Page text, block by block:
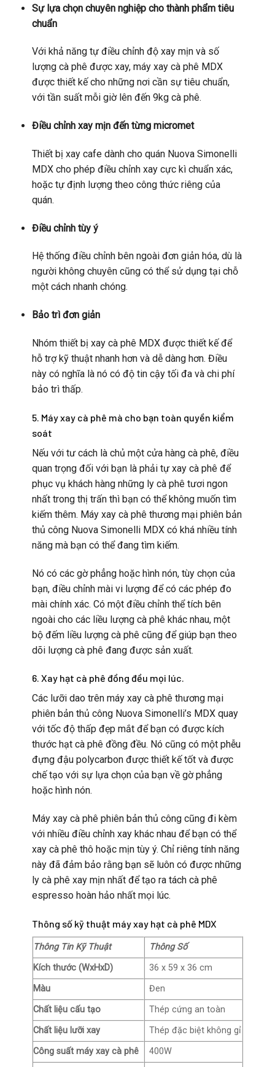
Sự lựa chọn chuyên nghiệp cho thành phẩm tiêu
chuẩn
Với khả năng tự điều chỉnh độ xay mịn và số
lượng cà phê được xay, máy xay cà phê MDX
được thiết kế cho những nơi cần sự tiêu chuẩn,
với tần suất mỗi giờ lên đến 9kg cà phê.
Điều chỉnh xay mịn đến từng micromet
Thiết bị xay cafe dành cho quán Nuova Simonelli
MDX cho phép điều chỉnh xay cực kì chuẩn xác,
hoặc tự định lượng theo công thức riêng của
quán.
Điều chỉnh tùy ý
Hệ thống điều chỉnh bên ngoài đơn giản hóa, dù là
người không chuyên cũng có thể sử dụng tại chỗ
một cách nhanh chóng.
Bảo trì đơn giản
Nhóm thiết bị xay cà phê MDX được thiết kế để
hỗ trợ kỹ thuật nhanh hơn và dễ dàng hơn. Điều
này có nghĩa là nó có độ tin cậy tối đa và chi phí
bảo trì thấp.
5. Máy xay cà phê mà cho bạn toàn quyền kiểm
soát
Nếu với tư cách là chủ một cửa hàng cà phê, điều
quan trọng đối với bạn là phải tự xay cà phê để
phục vụ khách hàng những ly cà phê tươi ngon
nhất trong thị trấn thì bạn có thể không muốn tìm
kiếm thêm. Máy xay cà phê thương mại phiên bản
thủ công Nuova Simonelli MDX có khá nhiều tính
năng mà bạn có thể đang tìm kiếm.
Nó có các gờ phẳng hoặc hình nón, tùy chọn của
bạn, điều chỉnh mài vi lượng để có các phép đo
mài chính xác. Có một điều chỉnh thể tích bên
ngoài cho các liều lượng cà phê khác nhau, một
bộ đếm liều lượng cà phê cũng để giúp bạn theo
dõi lượng cà phê đang được sản xuất.
6. Xay hạt cà phê đồng đều mọi lúc.
Các lưỡi dao trên máy xay cà phê thương mại
phiên bản thủ công Nuova Simonelli’s MDX quay
với tốc độ thấp đẹp mắt để bạn có được kích
thước hạt cà phê đồng đều. Nó cũng có một phễu
đựng đậu polycarbon được thiết kế tốt và được
chế tạo với sự lựa chọn của bạn về gờ phẳng
hoặc hình nón.
Máy xay cà phê phiên bản thủ công cũng đi kèm
với nhiều điều chỉnh xay khác nhau để bạn có thể
xay cà phê thô hoặc mịn tùy ý. Chỉ riêng tính năng
này đã đảm bảo rằng bạn sẽ luôn có được những
ly cà phê xay mịn nhất để tạo ra tách cà phê
espresso hoàn hảo nhất mọi lúc.
Thông số kỹ thuật máy xay hạt cà phê MDX
Thông Tin Kỹ Thuật
Thông Số
Kích thước (WxHxD)
36 x 59 x 36 cm
Màu
Đen
Chất liệu cấu tạo
Thép cứng an toàn
Chất liệu lưỡi xay
Thép đặc biệt không gỉ
Công suất máy xay cà phê
400W